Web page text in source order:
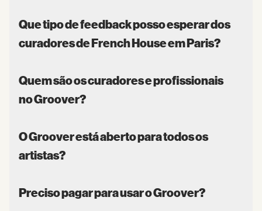
Que tipo de feedback posso esperar dos
curadores de French House em Paris?
Quem são os curadores e profissionais
no Groover?
O Groover está aberto para todos os
artistas?
Preciso pagar para usar o Groover?